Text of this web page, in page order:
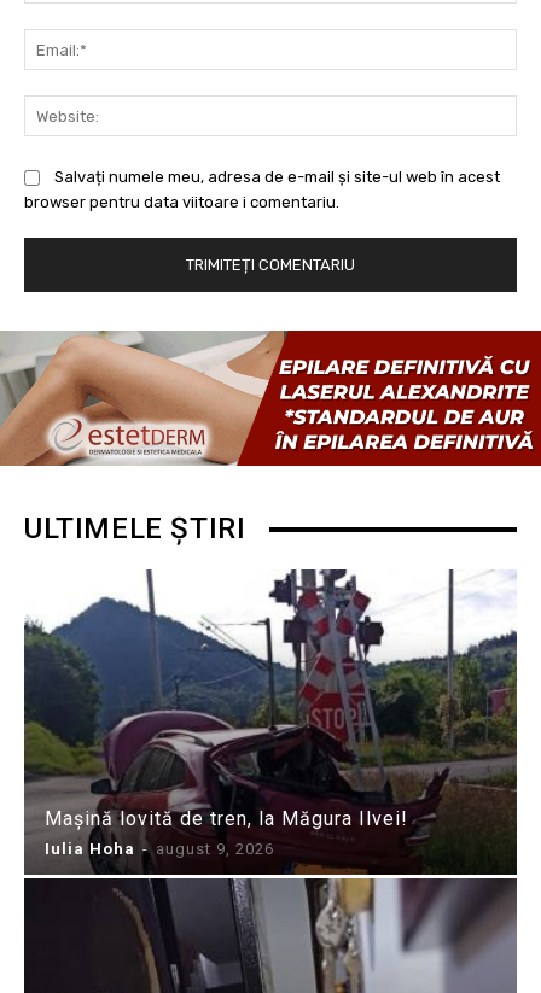
Salvați numele meu, adresa de e-mail și site-ul web în acest
browser pentru data viitoare i comentariu.
ULTIMELE ȘTIRI
Mașină lovită de tren, la Măgura Ilvei!
Iulia Hoha - august 9, 2026